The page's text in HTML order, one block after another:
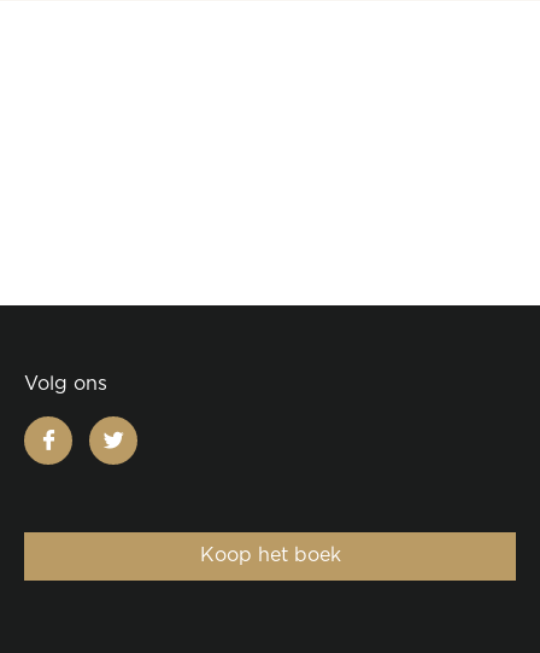
Volg ons
facebooktwitter
Koop het boek